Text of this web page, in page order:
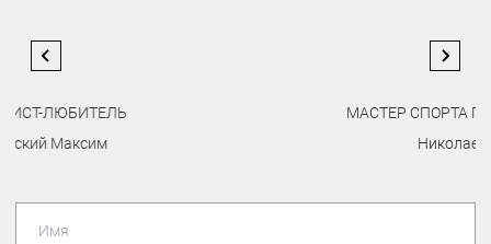
МАСТЕР СПОРТА ПО МАУНТИНБАЙКУ